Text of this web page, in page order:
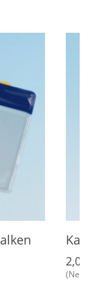
2,06
(Netto: